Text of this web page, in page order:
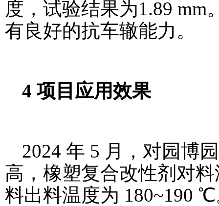
度，试验结果为1.89
有良好的抗车辙能力。
4 项目应用效果
2024 年 5 月，对园博
高，橡塑复合改性剂对
料出料温度为 180~190